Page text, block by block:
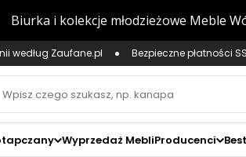
według Zaufane.pl Bezpieczne płatności
Wyprzedaż MebliProducenci